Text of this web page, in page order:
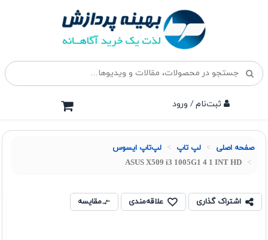
ثبت‌نام / ورود
صفحه اصلی لپ تاپ لپ‌تاپ ایسوس
ASUS X509 i3 1005G1 4 1 INT HD
اشتراک گذاری علاقه‌مندی مقایسه